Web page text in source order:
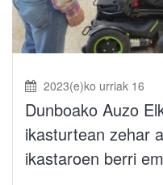
2023(e)ko urriak 16
Dunboako Auzo
ikasturtean zehar
ikastaroen berri